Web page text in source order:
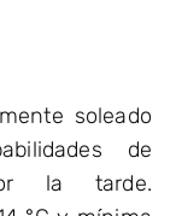
soleado
de
la tarde.